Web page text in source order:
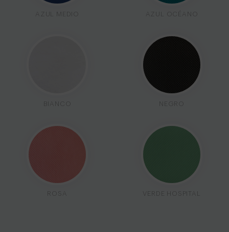
AZUL MEDIO AZUL OCÉANO
BIANCO NEGRO
ROSA VERDE HOSPITAL